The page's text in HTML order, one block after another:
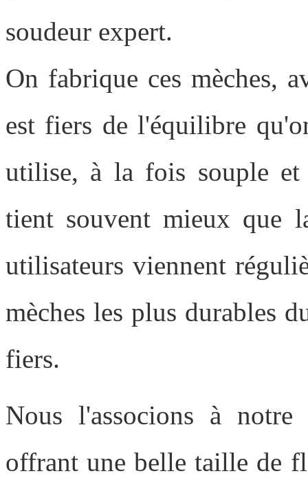
soudeur expert.
On fabrique ces mèches,
est fiers de l'équilibre
utilise, à la fois souple et
tient souvent mieux que
utilisateurs viennent
mèches les plus durables
fiers.
Nous l'associons à
offrant une belle taille de